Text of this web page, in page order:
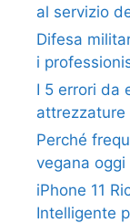
al servizio
Difesa
i
I 5 errori da
attrezzature
Perché
vegana oggi
iPhone 11
Intelligente